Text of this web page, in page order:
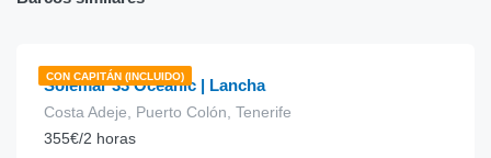
CON CAPITÁN (INCLUIDO)
€160.00
Solemar 33 Oceanic | Lancha
Costa Adeje, Puerto Colón, Tenerife
355€/2 horas